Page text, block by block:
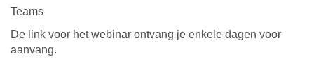
Teams
De link voor het webinar ontvang je enkele dagen voor
aanvang.